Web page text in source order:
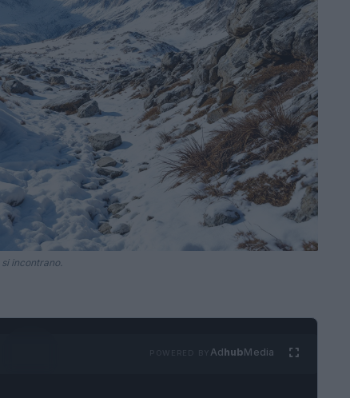
incontrano.
AdhubMedia